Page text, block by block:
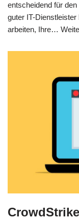
entscheidend für
guter IT-
arbeiten, Ihre…